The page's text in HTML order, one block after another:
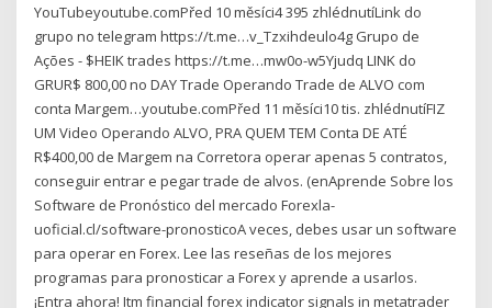
YouTubeyoutube.comPřed 10 měsíci4 395 zhlédnutíLink do
grupo no telegram https://t.me…v_Tzxihdeulo4g Grupo de
Ações - $HEIK trades https://t.me…mw0o-w5Yjudq LINK do
GRUR$ 800,00 no DAY Trade Operando Trade de ALVO com
conta Margem…youtube.comPřed 11 měsíci10 tis. zhlédnutíFIZ
UM Video Operando ALVO, PRA QUEM TEM Conta DE ATÉ
R$400,00 de Margem na Corretora operar apenas 5 contratos,
conseguir entrar e pegar trade de alvos. (enAprende Sobre los
Software de Pronóstico del mercado Forexla-
uoficial.cl/software-pronosticoA veces, debes usar un software
para operar en Forex. Lee las reseñas de los mejores
programas para pronosticar a Forex y aprende a usarlos.
¡Entra ahora! Itm financial forex indicator signals in metatrader